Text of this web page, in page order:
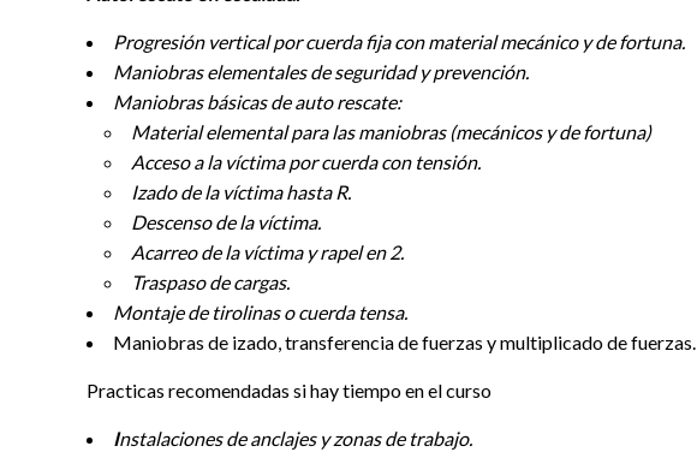
Progresión vertical por cuerda fija con material mecánico y de fortuna.
Maniobras elementales de seguridad y prevención.
Maniobras básicas de auto rescate:
Material elemental para las maniobras (mecánicos y de fortuna)
Acceso a la víctima por cuerda con tensión.
Izado de la víctima hasta R.
Descenso de la víctima.
Acarreo de la víctima y rapel en 2.
Traspaso de cargas.
Montaje de tirolinas o cuerda tensa.
Maniobras de izado, transferencia de fuerzas y multiplicado de fuerzas.
Practicas recomendadas si hay tiempo en el curso
Instalaciones de anclajes y zonas de trabajo.